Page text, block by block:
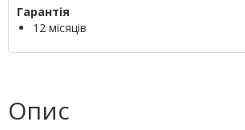
Гарантія
12 місяців
Опис